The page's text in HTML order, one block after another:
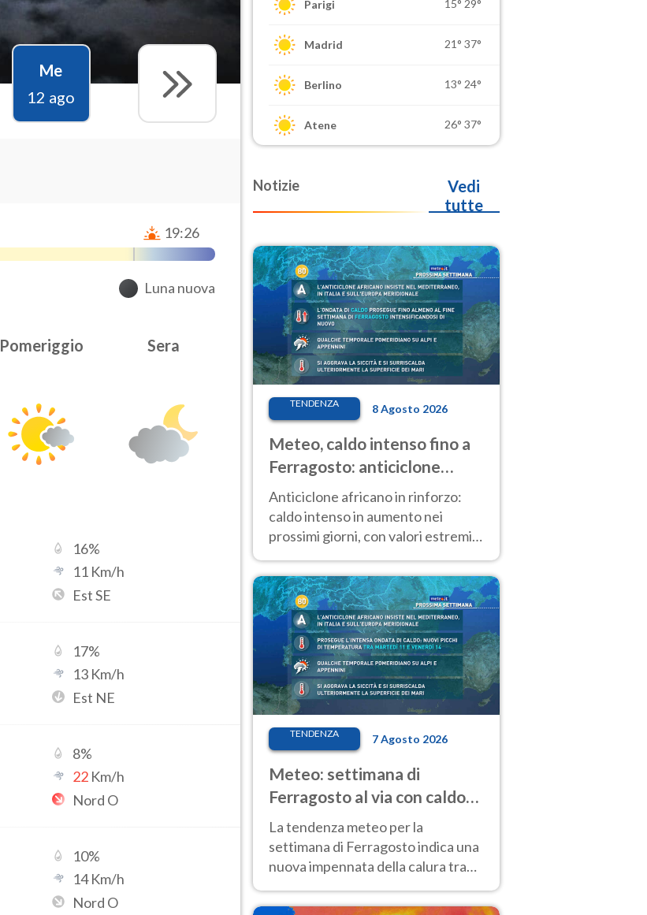
Me
12 ago
19:26
Luna nuova
Pomeriggio Sera
16%
11 Km/h
Est SE
17%
13 Km/h
Est NE
8%
22 Km/h
Nord O
10%
14Km/h
Nord O
Parigi 15° 29°
Madrid 21° 37°
Berlino 13° 24°
Atene 26° 37°
Notizie
Vedi
tutte
TENDENZA 8 Agosto 2026
Meteo, caldo intenso fino a
Ferragosto: anticiclone
africano ancora
protagonista
Anticiclone africano in rinforzo:
caldo intenso in aumento nei
prossimi giorni, con valori estremi
d’Italia
TENDENZA 7 Agosto 2026
Meteo: settimana di
Ferragosto al via con caldo
intenso e qualche temporale
La tendenza meteo per la
settimana di Ferragosto indica una
nuova impennata della calura tra
anche al Nord.